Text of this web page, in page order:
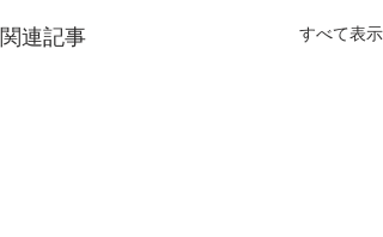
関連記事 すべて表示